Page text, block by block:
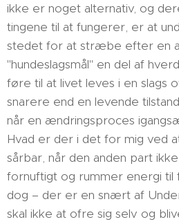
ikke er noget alternativ, og
tingene til at fungerer, er at
stedet for at stræbe efter en
"hundeslagsmål" en del af
føre til at livet leves i en slags
snarere end en levende
når en ændringsproces
Hvad er der i det for mig ved
sårbar, når den anden part
fornuftigt og rummer energi
dog – der er en snært af
skal ikke at ofre sig selv og